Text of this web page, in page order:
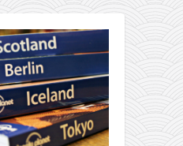
билетов
Европе,
цены от
+ как
два